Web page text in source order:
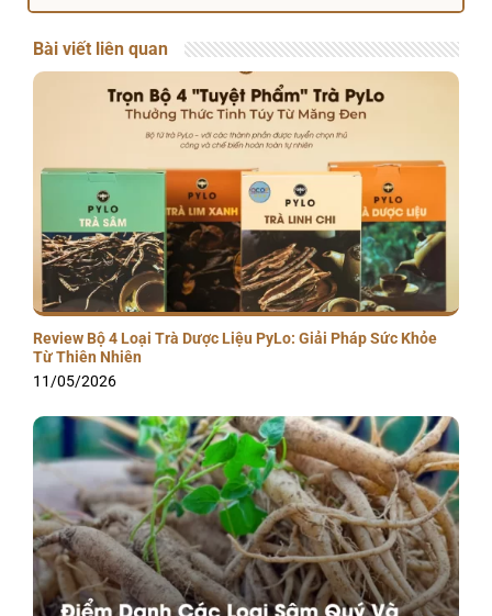
Bài viết liên quan
Review Bộ 4 Loại Trà Dược Liệu PyLo: Giải Pháp Sức Khỏe
Từ Thiên Nhiên
11/05/2026